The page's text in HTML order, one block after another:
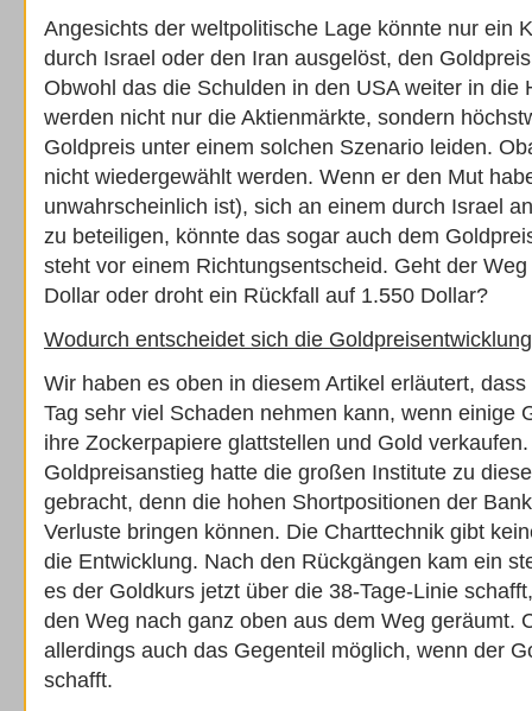
Angesichts der weltpolitische Lage könnte nur ein
durch Israel oder den Iran ausgelöst, den
Obwohl das die Schulden in den USA weiter in die
werden nicht nur die Aktienmärkte, sondern
Goldpreis unter einem solchen Szenario leiden.
nicht wiedergewählt werden. Wenn er den Mut
unwahrscheinlich ist), sich an einem durch Israel
zu beteiligen, könnte das sogar auch dem
steht vor einem Richtungsentscheid. Geht der
Dollar oder droht ein Rückfall auf 1.550 Dollar?
Wodurch entscheidet sich die
Wir haben es oben in diesem Artikel erläutert,
Tag sehr viel Schaden nehmen kann, wenn einige
ihre Zockerpapiere glattstellen und Gold
Goldpreisanstieg hatte die großen Institute zu
gebracht, denn die hohen Shortpositionen der
Verluste bringen können. Die Charttechnik gibt
die Entwicklung. Nach den Rückgängen kam ein
es der Goldkurs jetzt über die 38-Tage-Linie
den Weg nach ganz oben aus dem Weg geräumt.
allerdings auch das Gegenteil möglich, wenn der
schafft.